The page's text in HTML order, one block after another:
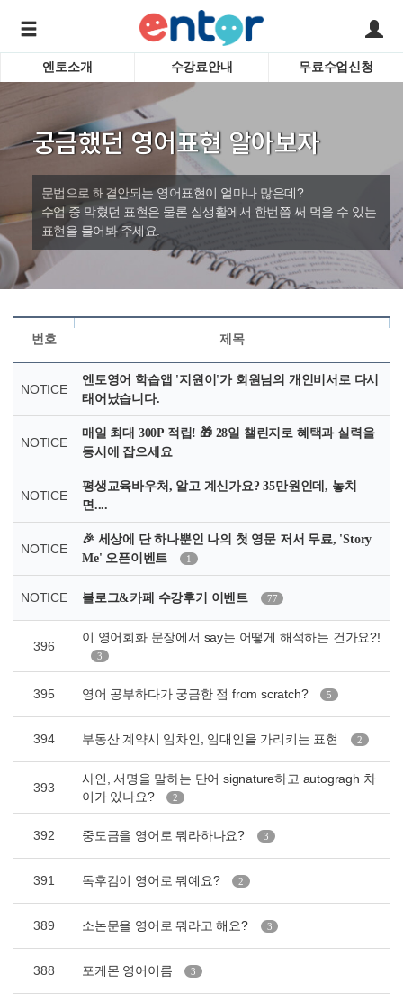
학습도우미 G1
바로가기
서비스안내
강사소개
회사소개
어린이
영자신
수업
엔토소개 수강료안내 무료수업신청
궁금했던 영어표현 알아보자
문법으로 해결안되는 영어표현이 얼마나 많은데?
수업 중 막혔던 표현은 물론 실생활에서 한번쯤 써 먹을 수 있는
표현을 물어봐 주세요.
번호 제목
NOTICE
엔토영어 학습앱 '지원이'가 회원님의 개인비서로 다시
태어났습니다.
NOTICE
매일 최대 300P 적립! 🎁 28일 챌린지로 혜택과 실력을
동시에 잡으세요
NOTICE
평생교육바우처, 알고 계신가요? 35만원인데, 놓치
면....
NOTICE
🎉 세상에 단 하나뿐인 나의 첫 영문 저서 무료, 'Story
Me' 오픈이벤트
1
NOTICE 블로그&카페 수강후기 이벤트 77
396
이 영어회화 문장에서 say는 어떻게 해석하는 건가요?!
3
395 영어 공부하다가 궁금한 점 from scratch? 5
394 부동산 계약시 임차인, 임대인을 가리키는 표현 2
393
사인, 서명을 말하는 단어 signature하고 autogragh 차
이가 있나요?
2
392 중도금을 영어로 뭐라하나요? 3
391 독후감이 영어로 뭐예요? 2
389 소논문을 영어로 뭐라고 해요? 3
388 포케몬 영어이름 3